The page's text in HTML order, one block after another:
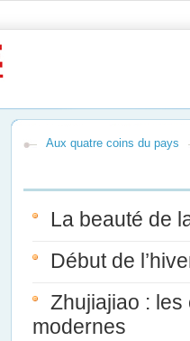
Aux quatre coins du pays
La beauté de
Début de
Zhujiajiao : les
modernes